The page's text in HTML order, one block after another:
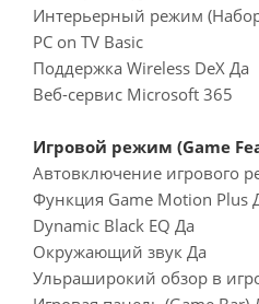
Интерьерный режим
PC on TV Basic
Поддержка Wireless DeX Да
Веб-сервис Microsoft 365
Игровой режим (Game
Автовключение игрового
Функция Game Motion Plus
Dynamic Black EQ Да
Окружающий звук Да
Ульраширокий обзор в